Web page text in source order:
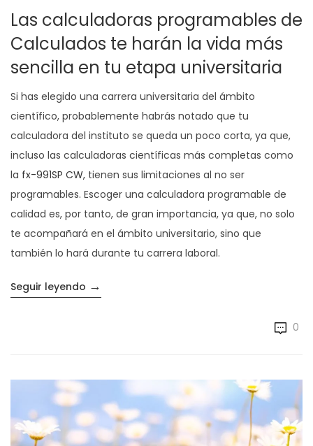
Las calculadoras programables de
Calculados te harán la vida más
sencilla en tu etapa universitaria
Si has elegido una carrera universitaria del ámbito
científico, probablemente habrás notado que tu
calculadora del instituto se queda un poco corta, ya que,
incluso las calculadoras científicas más completas como
la fx-991SP CW, tienen sus limitaciones al no ser
programables. Escoger una calculadora programable de
calidad es, por tanto, de gran importancia, ya que, no solo
te acompañará en el ámbito universitario, sino que
también lo hará durante tu carrera laboral.
Seguir leyendo «Las calculadoras programables de
→
0